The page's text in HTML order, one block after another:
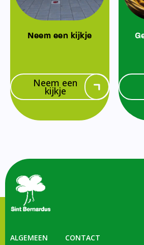
Neem een kijkje
Neem een
kijkje
ALGEMEEN
CONTACT